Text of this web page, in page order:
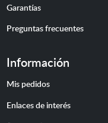
Garantías
Preguntas frecuentes
Información
Mis pedidos
Enlaces de interés